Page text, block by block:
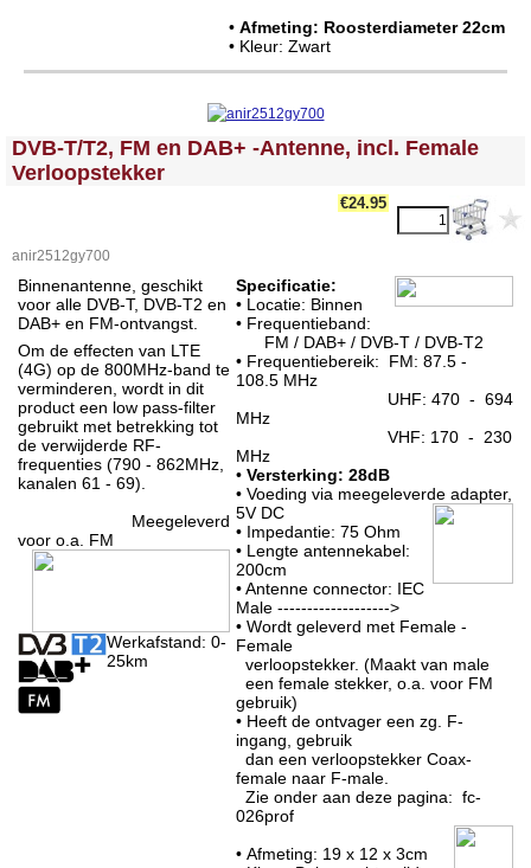
• Afmeting: Roosterdiameter 22cm
• Kleur: Zwart
<!-- MakeFullWidth0 --><!-- MakeFullWidth1 --><!-- MakeFullWidth2 --><!-- MakeFullWidth3 --><!-- MakeFullWidth4 --><!-- MakeFullWidth5 --><!-- MakeFullWidth6 --><!-- MakeFullWidth7 --><!-- MakeFullWidth8 --><!-- MakeFullWidth9 --><!-- MakeFullWidth10 --><!-- MakeFullWidth11 --><!-- MakeFullWidth12 --><!-- MakeFullWidth13 --><!-- MakeFullWidth14 --><!-- MakeFullWidth15 --><!-- MakeFullWidth16 --><!-- MakeFullWidth17 --><!-- MakeFullWidth18 --><!-- MakeFullWidth19 -->
DVB-T/T2, FM en DAB+ -Antenne, incl. Female
Verloopstekker
€24.95
anir2512gy700
Binnenantenne, geschikt
voor alle DVB-T, DVB-T2 en
DAB+ en FM-ontvangst.
Om de effecten van LTE
(4G) op de 800MHz-band te
verminderen, wordt in dit
product een low pass-filter
gebruikt met betrekking tot
de verwijderde RF-
frequenties (790 - 862MHz,
kanalen 61 - 69).
Meegeleverd
voor o.a. FM
Werkafstand: 0-
25km
Specificatie:
• Locatie: Binnen
• Frequentieband:
FM / DAB+ / DVB-T / DVB-T2
• Frequentiebereik: FM: 87.5 -
108.5 MHz
UHF: 470 - 694
MHz
VHF: 170 - 230
MHz
• Versterking: 28dB
• Voeding via meegeleverde adapter,
5V DC
• Impedantie: 75 Ohm
• Lengte antennekabel:
200cm
• Antenne connector: IEC
Male ------------------->
• Wordt geleverd met Female -
Female
verloopstekker. (Maakt van male
een female stekker, o.a. voor FM
gebruik)
• Heeft de ontvager een zg. F-
ingang, gebruik
dan een verloopstekker Coax-
female naar F-male.
Zie onder aan deze pagina: fc-
026prof
• Afmeting: 19 x 12 x 3cm